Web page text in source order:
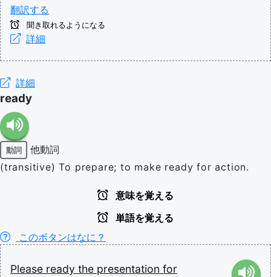
翻訳する
聞き取れるようになる
詳細
詳細
ready
動詞
他動詞
(transitive) To prepare; to make ready for action.
意味を覚える
単語を覚える
このボタンはなに？
Please ready the presentation for